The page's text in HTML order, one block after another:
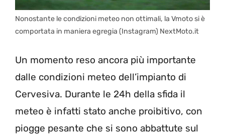
Nonostante le condizioni meteo non ottimali, la Vmoto si è
comportata in maniera egregia (Instagram) NextMoto.it
Un momento reso ancora più importante
dalle condizioni meteo dell’impianto di
Cervesiva. Durante le 24h della sfida il
meteo è infatti stato anche proibitivo, con
piogge pesante che si sono abbattute sul